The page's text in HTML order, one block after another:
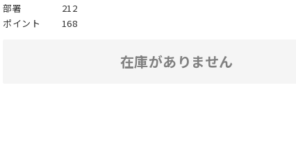
部署
212
ポイント
168
在庫がありません